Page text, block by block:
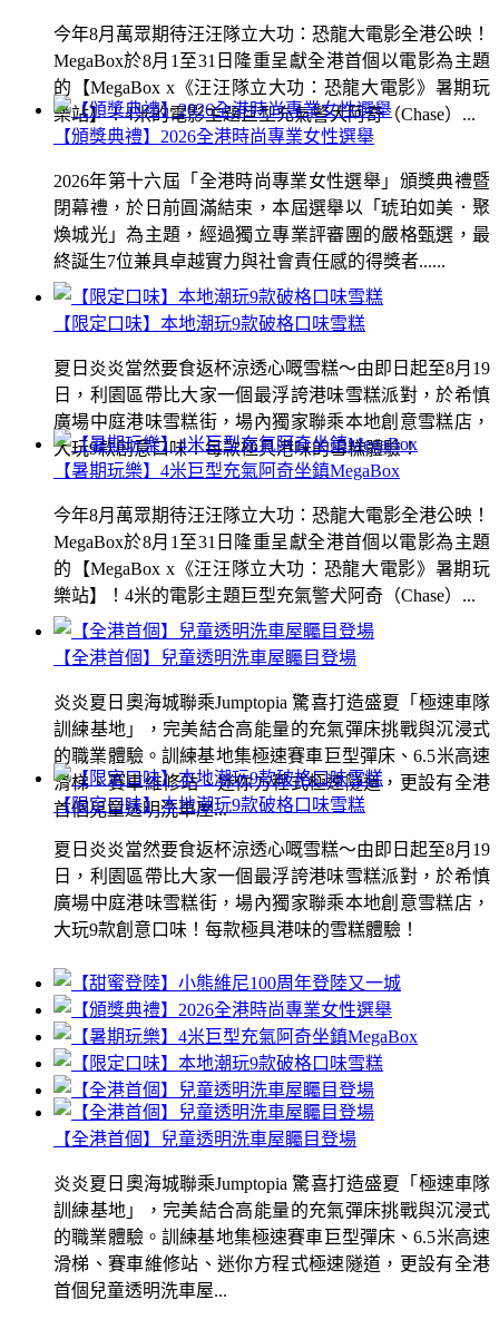
今年8月萬眾期待汪汪隊立大功：恐龍大電影全港公映！
MegaBox於8月1至31日隆重呈獻全港首個以電影為主題
的【MegaBox x《汪汪隊立大功：恐龍大電影》暑期玩
樂站】！4米的電影主題巨型充氣警犬阿奇（Chase）...
【限定口味】本地潮玩9款破格口味雪糕
夏日炎炎當然要食返杯涼透心嘅雪糕～由即日起至8月19
日，利園區帶比大家一個最浮誇港味雪糕派對，於希慎
廣場中庭港味雪糕街，場內獨家聯乘本地創意雪糕店，
大玩9款創意口味！每款極具港味的雪糕體驗！
【全港首個】兒童透明洗車屋矚目登場
炎炎夏日奧海城聯乘Jumptopia 驚喜打造盛夏「極速車隊
訓練基地」，完美結合高能量的充氣彈床挑戰與沉浸式
的職業體驗。訓練基地集極速賽車巨型彈床、6.5米高速
滑梯、賽車維修站、迷你方程式極速隧道，更設有全港
首個兒童透明洗車屋...
【頒獎典禮】2026全港時尚專業女性選舉
2026年第十六屆「全港時尚專業女性選舉」頒獎典禮暨
閉幕禮，於日前圓滿結束，本屆選舉以「琥珀如美．聚
煥城光」為主題，經過獨立專業評審團的嚴格甄選，最
終誕生7位兼具卓越實力與社會責任感的得獎者......
【暑期玩樂】4米巨型充氣阿奇坐鎮MegaBox
今年8月萬眾期待汪汪隊立大功：恐龍大電影全港公映！
MegaBox於8月1至31日隆重呈獻全港首個以電影為主題
的【MegaBox x《汪汪隊立大功：恐龍大電影》暑期玩
樂站】！4米的電影主題巨型充氣警犬阿奇（Chase）...
【限定口味】本地潮玩9款破格口味雪糕
夏日炎炎當然要食返杯涼透心嘅雪糕～由即日起至8月19
日，利園區帶比大家一個最浮誇港味雪糕派對，於希慎
廣場中庭港味雪糕街，場內獨家聯乘本地創意雪糕店，
大玩9款創意口味！每款極具港味的雪糕體驗！
【全港首個】兒童透明洗車屋矚目登場
炎炎夏日奧海城聯乘Jumptopia 驚喜打造盛夏「極速車隊
訓練基地」，完美結合高能量的充氣彈床挑戰與沉浸式
的職業體驗。訓練基地集極速賽車巨型彈床、6.5米高速
滑梯、賽車維修站、迷你方程式極速隧道，更設有全港
首個兒童透明洗車屋...